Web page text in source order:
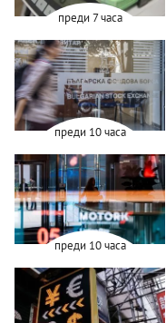
преди 7 часа
преди 10 часа
преди 10 часа